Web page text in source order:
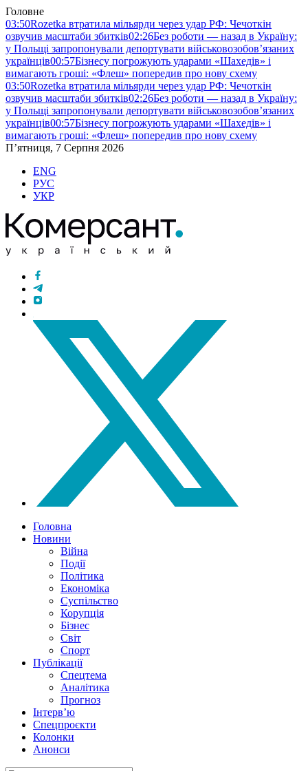
Головне
03:50Rozetka втратила мільярди через удар РФ: Чечоткін
озвучив масштаби збитків02:26Без роботи — назад в Україну:
у Польщі запропонували депортувати військовозобов’язаних
українців00:57Бізнесу погрожують ударами «Шахедів» і
вимагають гроші: «Флеш» попередив про нову схему
03:50Rozetka втратила мільярди через удар РФ: Чечоткін
озвучив масштаби збитків02:26Без роботи — назад в Україну:
у Польщі запропонували депортувати військовозобов’язаних
українців00:57Бізнесу погрожують ударами «Шахедів» і
вимагають гроші: «Флеш» попередив про нову схему
П’ятниця, 7 Серпня 2026
ENG
РУС
УКР
Головна
Новини
Війна
Події
Політика
Економіка
Суспільство
Корупція
Бізнес
Світ
Спорт
Публікації
Спецтема
Аналітика
Прогноз
Інтерв’ю
Спецпроєкти
Колонки
Анонси